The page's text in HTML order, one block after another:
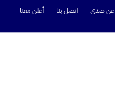
عن صدى اتصل بنا أعلن معنا